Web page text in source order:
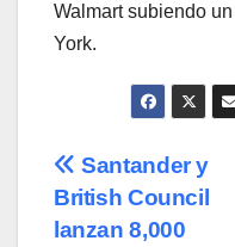
Walmart subiendo
York.
de
Santander y
British Council
lanzan 8,000